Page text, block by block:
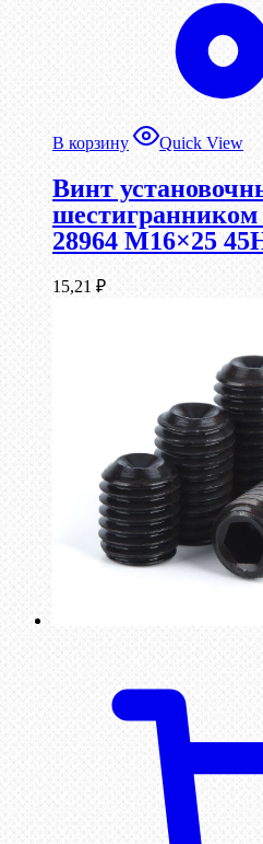
В корзину Quick View
Винт
28964 М16×25
15,21 ₽